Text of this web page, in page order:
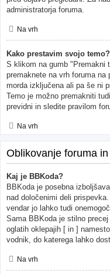
administratorja foruma.
Na vrh
Kako prestavim svojo temo?
S klikom na gumb "Premakni
premaknete na vrh foruma
morda izključena ali pa še ni
Temo je možno premakniti
previdni in sledite pravilom
Na vrh
Oblikovanje foruma
Kaj je BBKoda?
BBKoda je posebna
nad določenimi deli
vendar jo lahko tudi
Sama BBKoda je stilno
oglatih oklepajih [ in ]
vodnik, do katerega lahko
Na vrh